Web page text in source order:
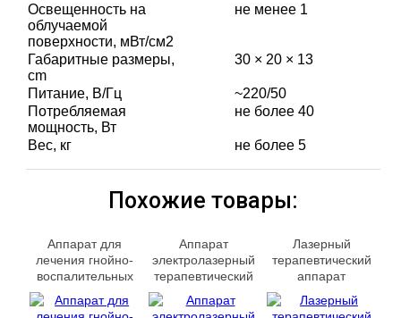
Освещенность на
облучаемой
поверхности, мВт/см2
не менее 1
Габаритные размеры,
cm
30 × 20 × 13
Питание, В/Гц
~220/50
Потребляемая
мощность, Вт
не более 40
Вес, кг не более 5
Похожие товары:
Аппарат для
лечения гнойно-
воспалительных
поражений кожи
«АКНЕ ТЕРАПИЯ»
Аппарат
электролазерный
терапевтический
Уролог Оптима"
Лазерный
терапевтический
аппарат